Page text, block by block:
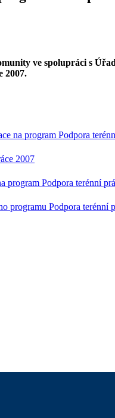
ve spolupráci s
2007.
na program Podpora
2007
program Podpora terénní
programu Podpora terénní